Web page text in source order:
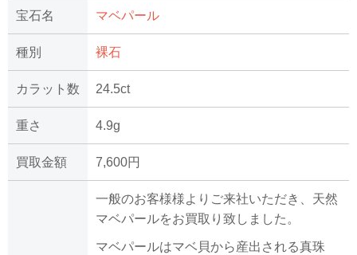
宝石名 マベパール
種別 裸石
カラット数 24.5ct
重さ 4.9g
買取金額 7,600円
一般のお客様様よりご来社いただき、天然
マベパールをお買取り致しました。
マベパールはマベ貝から産出される真珠